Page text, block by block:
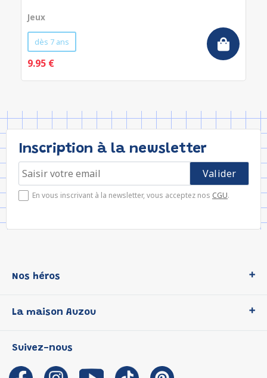
Jeux
dès 7 ans
9.95 €
Inscription à la newsletter
En vous inscrivant à la newsletter, vous acceptez nos CGU.
Nos héros
P'tit Loup
Les Influenceuses
Migali
La maison Auzou
Notre histoire
Auzou s'engage
Suivez-nous